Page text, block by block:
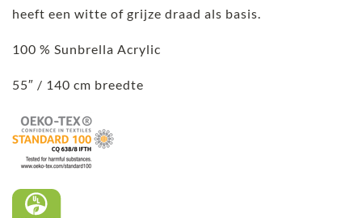
heeft een witte of grijze draad als basis.
100 % Sunbrella Acrylic
55″ / 140 cm breedte